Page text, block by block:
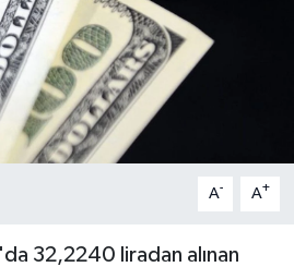
A- A+
32,2240 liradan alınan